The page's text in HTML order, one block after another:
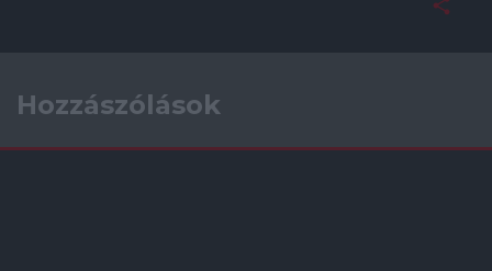
Hozzászólások